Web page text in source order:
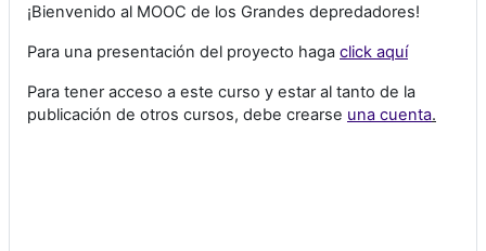
¡Bienvenido al MOOC de los Grandes depredadores!
Para una presentación del proyecto haga click aquí
Para tener acceso a este curso y estar al tanto de la
publicación de otros cursos, debe crearse una cuenta.